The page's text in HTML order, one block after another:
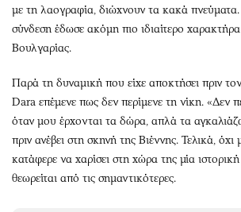
με τη λαογραφία, διώχνουν τα κακά πνεύματα.
σύνδεση έδωσε ακόμη πιο ιδιαίτερο
Βουλγαρίας.
Παρά τη δυναμική που είχε αποκτήσει πριν
Dara επέμενε πως δεν περίμενε τη νίκη. «Δεν
όταν μου έρχονται τα δώρα, απλά τα
πριν ανέβει στη σκηνή της Βιέννης. Τελικά,
κατάφερε να χαρίσει στη χώρα της μία
θεωρείται από τις σημαντικότερες.